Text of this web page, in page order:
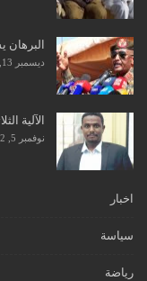
ديسمبر 13, 2022
الآلية
نوفمبر 5, 2022
اخبار
سياسة
رياضة